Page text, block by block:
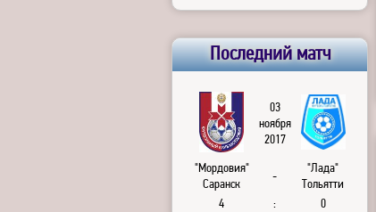
Последний матч
03
ноября
2017
"Мордовия"
Саранск
-
"Лада"
Тольятти
4
: 0